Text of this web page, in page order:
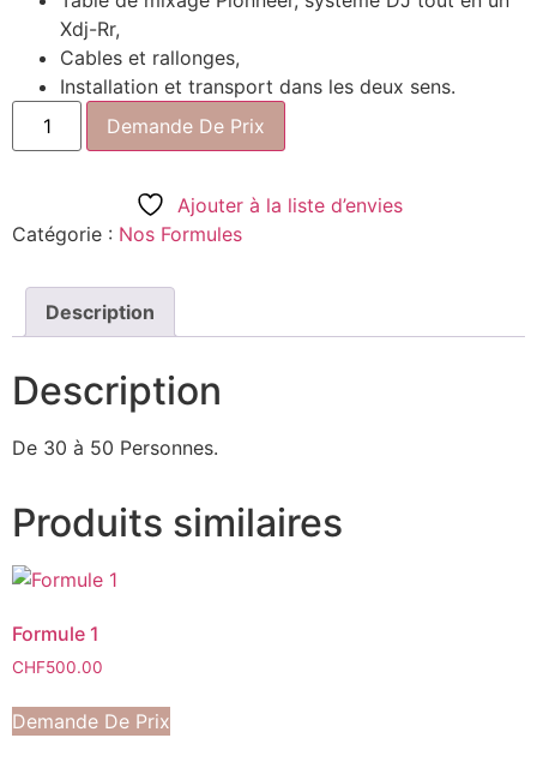
Xdj-Rr,
Cables et rallonges,
Installation et transport dans les deux sens.
Demande De Prix
Ajouter à la liste d’envies
Catégorie : Nos Formules
Description
Description
De 30 à 50 Personnes.
Produits similaires
Formule 1
CHF500.00
Demande De Prix